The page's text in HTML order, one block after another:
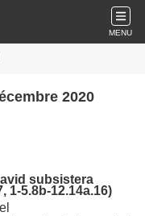
MENU
2020
subsistera
1-5.8b-12.14a.16)